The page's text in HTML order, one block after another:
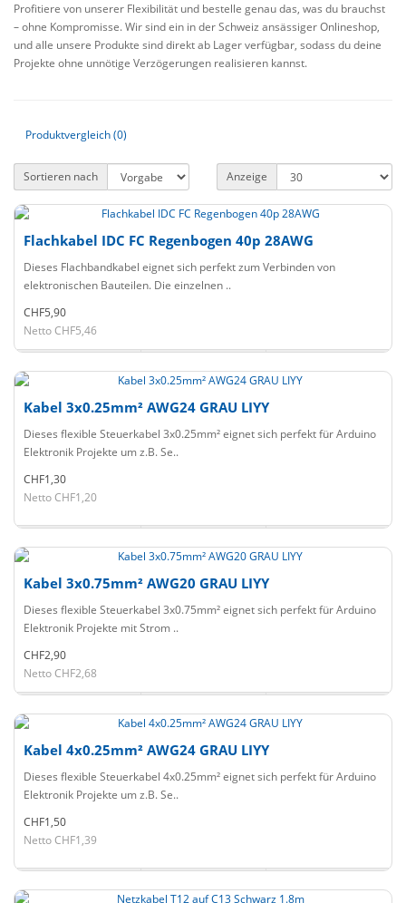
Profitiere von unserer Flexibilität und bestelle genau das, was du brauchst
– ohne Kompromisse. Wir sind ein in der Schweiz ansässiger Onlineshop,
und alle unsere Produkte sind direkt ab Lager verfügbar, sodass du deine
Projekte ohne unnötige Verzögerungen realisieren kannst.
Produktvergleich (0)
Sortieren nach Anzeige
Flachkabel IDC FC Regenbogen 40p 28AWG
Dieses Flachbandkabel eignet sich perfekt zum Verbinden von
elektronischen Bauteilen. Die einzelnen ..
CHF5,90
Netto CHF5,46
Kabel 3x0.25mm² AWG24 GRAU LIYY
Dieses flexible Steuerkabel 3x0.25mm² eignet sich perfekt für Arduino
Elektronik Projekte um z.B. Se..
CHF1,30
Netto CHF1,20
Kabel 3x0.75mm² AWG20 GRAU LIYY
Dieses flexible Steuerkabel 3x0.75mm² eignet sich perfekt für Arduino
Elektronik Projekte mit Strom ..
CHF2,90
Netto CHF2,68
Kabel 4x0.25mm² AWG24 GRAU LIYY
Dieses flexible Steuerkabel 4x0.25mm² eignet sich perfekt für Arduino
Elektronik Projekte um z.B. Se..
CHF1,50
Netto CHF1,39